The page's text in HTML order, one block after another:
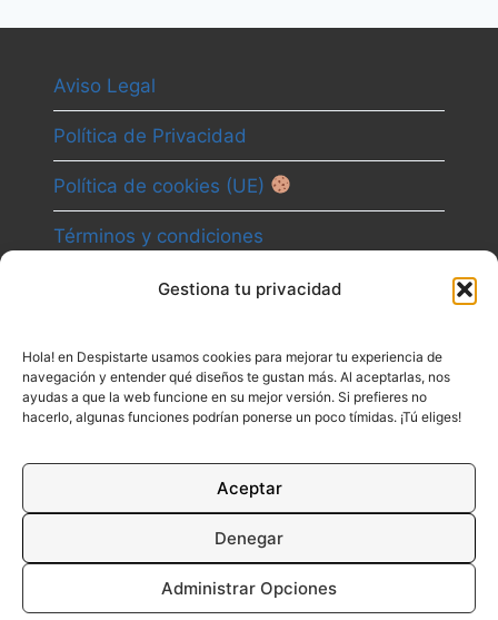
Gestiona tu privacidad
Hola! en Despistarte usamos cookies para mejorar tu experiencia de
navegación y entender qué diseños te gustan más. Al aceptarlas, nos
ayudas a que la web funcione en su mejor versión. Si prefieres no
hacerlo, algunas funciones podrían ponerse un poco tímidas. ¡Tú eliges!
Aceptar
Denegar
Administrar Opciones
Aviso Legal
Política de Privacidad
Política de cookies (UE)
Términos y condiciones
Canal
Contacto